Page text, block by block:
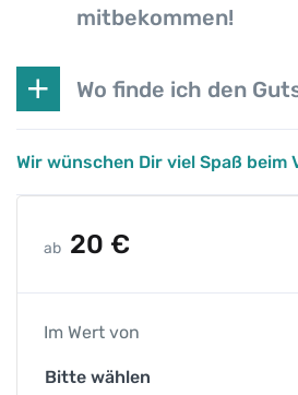
mitbekommen!
Wo finde ich den
Wir wünschen Dir viel Spaß beim
ab 20 €
Im Wert von